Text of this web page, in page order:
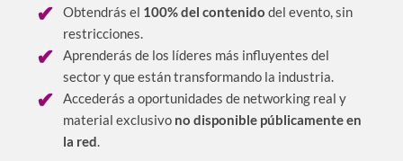
Obtendrás el 100% del contenido del evento, sin
restricciones.
Aprenderás de los líderes más influyentes del
sector y que están transformando la industria.
Accederás a oportunidades de networking real y
material exclusivo no disponible públicamente en
la red